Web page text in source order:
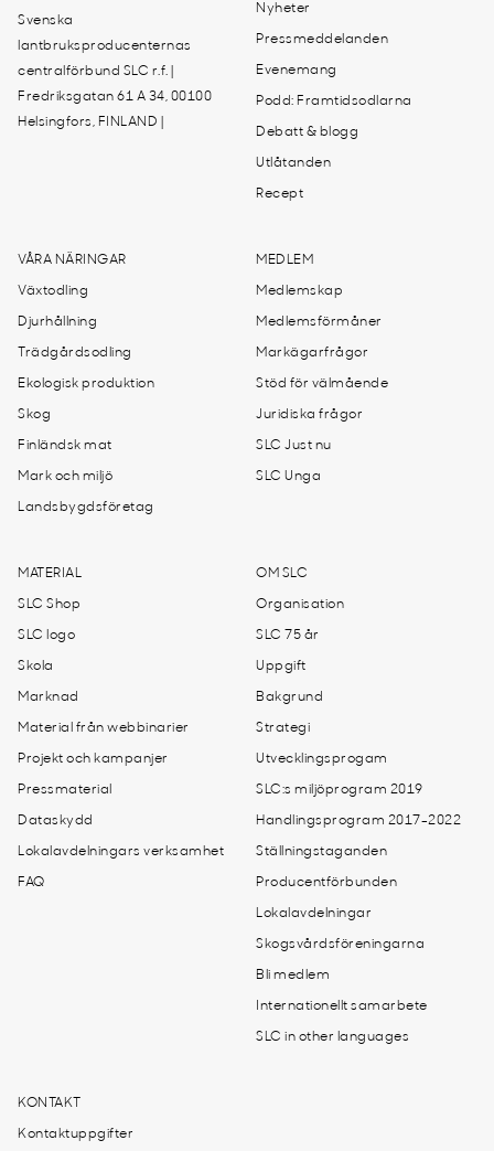
Svenska
lantbruksproducenternas
centralförbund SLC r.f. |
Fredriksgatan 61 A 34, 00100
Helsingfors, FINLAND |
Nyheter
Pressmeddelanden
Evenemang
Podd: Framtidsodlarna
Debatt & blogg
Utlåtanden
Recept
VÅRA NÄRINGAR
Växtodling
Djurhållning
Trädgårdsodling
Ekologisk produktion
Skog
Finländsk mat
Mark och miljö
Landsbygdsföretag
MEDLEM
Medlemskap
Medlemsförmåner
Markägarfrågor
Stöd för välmående
Juridiska frågor
SLC Just nu
SLC Unga
MATERIAL
SLC Shop
SLC logo
Skola
Marknad
Material från webbinarier
Projekt och kampanjer
Pressmaterial
Dataskydd
Lokalavdelningars verksamhet
FAQ
OM SLC
Organisation
SLC 75 år
Uppgift
Bakgrund
Strategi
Utvecklingsprogam
SLC:s miljöprogram 2019
Handlingsprogram 2017-2022
Ställningstaganden
Producentförbunden
Lokalavdelningar
Skogsvårdsföreningarna
Bli medlem
Internationellt samarbete
SLC in other languages
KONTAKT
Kontaktuppgifter